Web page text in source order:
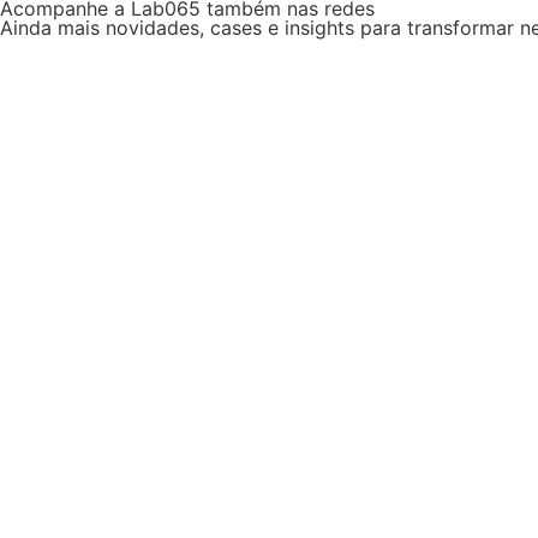
Acompanhe a Lab065 também nas redes
Ainda mais novidades, cases e insights para transformar